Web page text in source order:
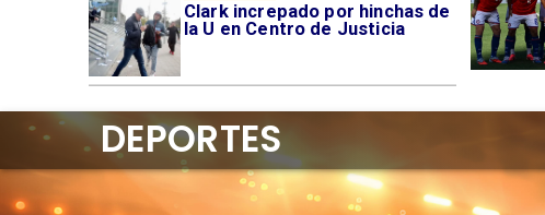
Clark increpado por hinchas de
la U en Centro de Justicia
DEPORTES